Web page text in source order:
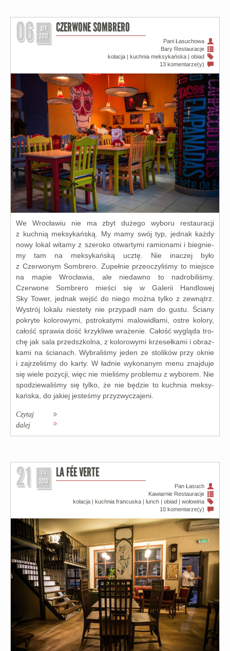
06
gru
2013
CZERWONE SOMBRERO
Pani Łasuchowa
Bary Restauracje
kolacja
kuchnia meksykańska
obiad
13 komentarze(y)
We Wrocławiu nie ma zbyt duże­go wybo­ru restau­ra­cji
z kuch­nią mek­sy­kań­ską. My mamy swój typ, jed­nak każ­dy
nowy lokal wita­my z sze­ro­ko otwar­ty­mi ramio­na­mi i bie­gnie­
my tam na mek­sy­kań­ską ucztę. Nie ina­czej było
z Czerwonym Sombrero. Zupełnie prze­oczy­li­śmy to miej­sce
na mapie Wrocławia, ale nie­daw­no to nad­ro­bi­li­śmy.
Czerwone Sombrero mie­ści się w Galerii Handlowej
Sky Tower, jed­nak wejść do nie­go moż­na tyl­ko z zewnątrz.
Wystrój loka­lu nie­ste­ty nie przy­padł nam do gustu. Ściany
pokry­te kolo­ro­wy­mi, pstro­ka­ty­mi malo­wi­dła­mi, ostre kolo­ry,
całość spra­wia dość krzy­kli­we wra­że­nie. Całość wyglą­da tro­
chę jak sala przed­szkol­na, z kolo­ro­wy­mi krze­seł­ka­mi i obraz­
ka­mi na ścia­nach. Wybraliśmy jeden ze sto­li­ków przy oknie
i zaj­rze­li­śmy do kar­ty. W ład­nie wyko­na­nym menu znaj­du­je
się wie­le pozy­cji, więc nie mie­li­śmy pro­ble­mu z wybo­rem. Nie
spo­dzie­wa­li­śmy się tyl­ko, że nie będzie to kuch­nia mek­sy­
kań­ska, do jakiej jeste­śmy przy­zwy­cza­je­ni.
Czytaj
dalej
21
lis
2013
LA FÉE VERTE
Pan Łasuch
Kawiarnie Restauracje
kolacja | kuchnia francuska | lunch | obiad | wołowina
10 komentarze(y)